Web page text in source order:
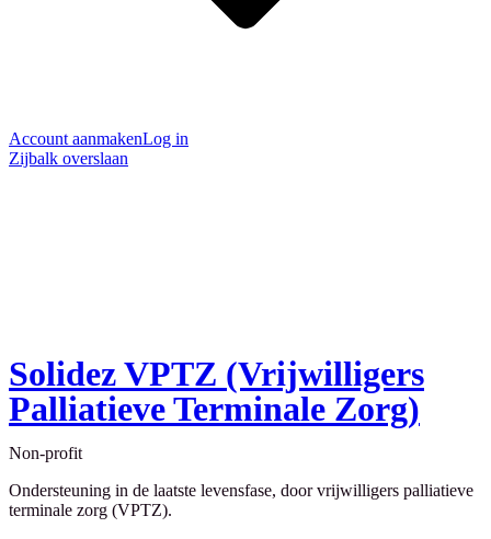
Account aanmakenLog in
Zijbalk overslaan
Solidez VPTZ (Vrijwilligers
Palliatieve Terminale Zorg)
Non-profit
Ondersteuning in de laatste levensfase, door vrijwilligers palliatieve
terminale zorg (VPTZ).